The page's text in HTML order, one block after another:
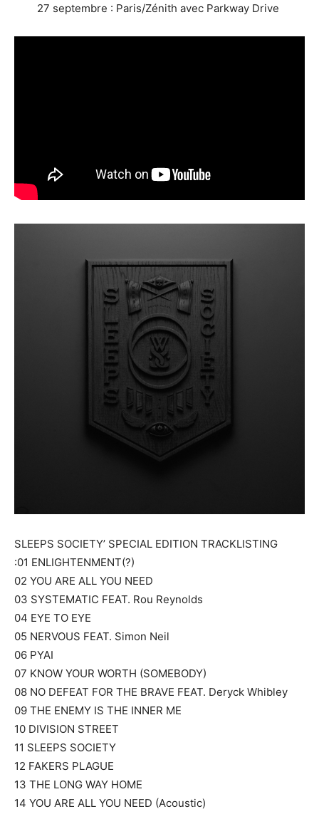
27 septembre : Paris/Zénith avec Parkway Drive
SLEEPS SOCIETY’ SPECIAL EDITION TRACKLISTING
:01 ENLIGHTENMENT(?)
02 YOU ARE ALL YOU NEED
03 SYSTEMATIC FEAT. Rou Reynolds
04 EYE TO EYE
05 NERVOUS FEAT. Simon Neil
06 PYAI
07 KNOW YOUR WORTH (SOMEBODY)
08 NO DEFEAT FOR THE BRAVE FEAT. Deryck Whibley
09 THE ENEMY IS THE INNER ME
10 DIVISION STREET
11 SLEEPS SOCIETY
12 FAKERS PLAGUE
13 THE LONG WAY HOME
14 YOU ARE ALL YOU NEED (Acoustic)